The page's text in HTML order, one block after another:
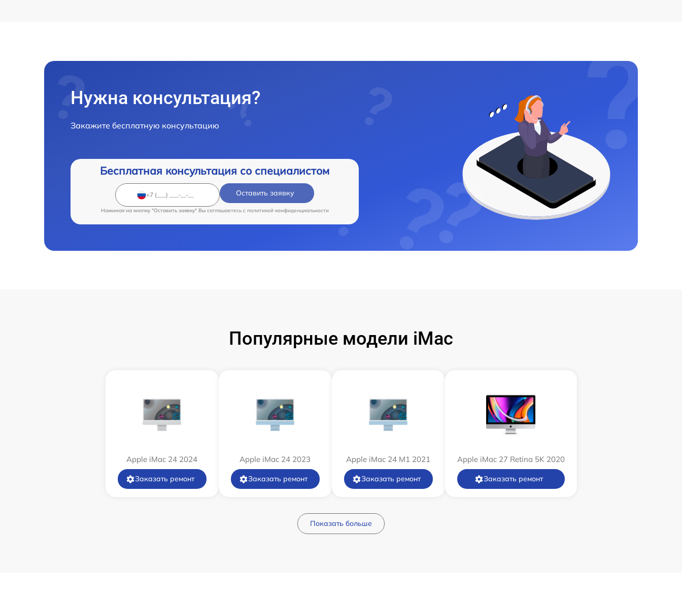
Нужна консультация?
Закажите бесплатную консультацию
Бесплатная консультация со специалистом
Оставить заявку
Нажимая на кнопку "Оставить заявку" Вы соглашаетесь c политикой конфиденциальности
Популярные модели iMac
Apple iMac 24 2024
Заказать ремонт
Apple iMac 24 2023
Заказать ремонт
Apple iMac 24 M1 2021
Заказать ремонт
Apple iMac 27 Retina 5K 2020
Заказать ремонт
Показать больше